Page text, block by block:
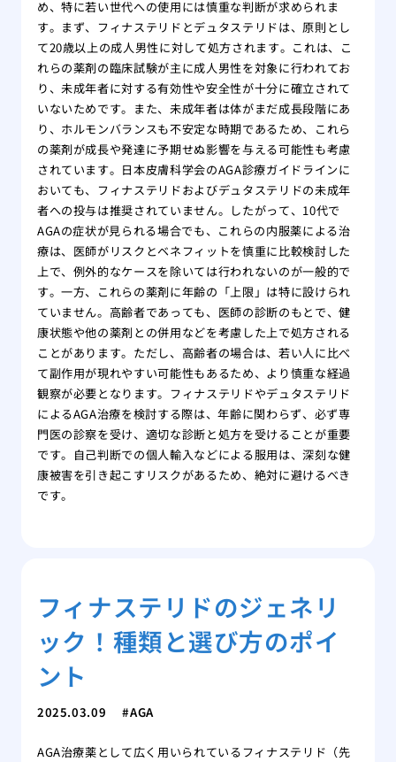
め、特に若い世代への使用には慎重な判断が求められま
す。まず、フィナステリドとデュタステリドは、原則とし
て20歳以上の成人男性に対して処方されます。これは、こ
れらの薬剤の臨床試験が主に成人男性を対象に行われてお
り、未成年者に対する有効性や安全性が十分に確立されて
いないためです。また、未成年者は体がまだ成長段階にあ
り、ホルモンバランスも不安定な時期であるため、これら
の薬剤が成長や発達に予期せぬ影響を与える可能性も考慮
されています。日本皮膚科学会のAGA診療ガイドラインに
おいても、フィナステリドおよびデュタステリドの未成年
者への投与は推奨されていません。したがって、10代で
AGAの症状が見られる場合でも、これらの内服薬による治
療は、医師がリスクとベネフィットを慎重に比較検討した
上で、例外的なケースを除いては行われないのが一般的で
す。一方、これらの薬剤に年齢の「上限」は特に設けられ
ていません。高齢者であっても、医師の診断のもとで、健
康状態や他の薬剤との併用などを考慮した上で処方される
ことがあります。ただし、高齢者の場合は、若い人に比べ
て副作用が現れやすい可能性もあるため、より慎重な経過
観察が必要となります。フィナステリドやデュタステリド
によるAGA治療を検討する際は、年齢に関わらず、必ず専
門医の診察を受け、適切な診断と処方を受けることが重要
です。自己判断での個人輸入などによる服用は、深刻な健
康被害を引き起こすリスクがあるため、絶対に避けるべき
です。
フィナステリドのジェネリ
ック！種類と選び方のポイ
ント
2025.03.09 AGA
AGA治療薬として広く用いられているフィナステリド（先